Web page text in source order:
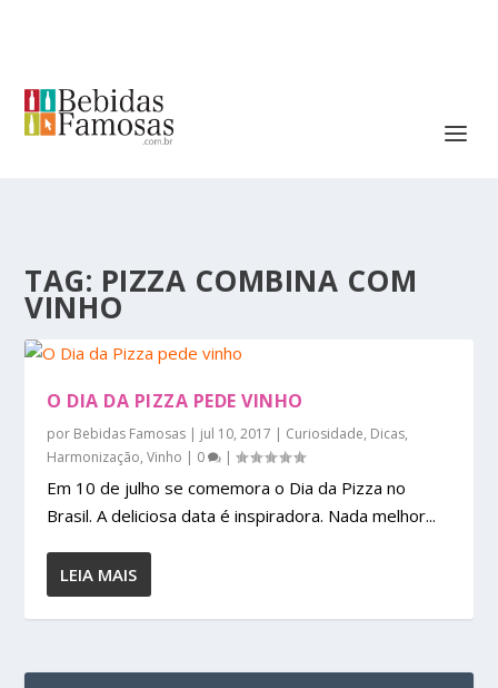
TAG: PIZZA COMBINA COM
VINHO
O DIA DA PIZZA PEDE VINHO
por Bebidas Famosas | jul 10, 2017 | Curiosidade, Dicas,
Harmonização,Vinho | 0 |
Em 10 de julho se comemora o Dia da Pizza no
Brasil. A deliciosa data é inspiradora. Nada melhor...
LEIA MAIS